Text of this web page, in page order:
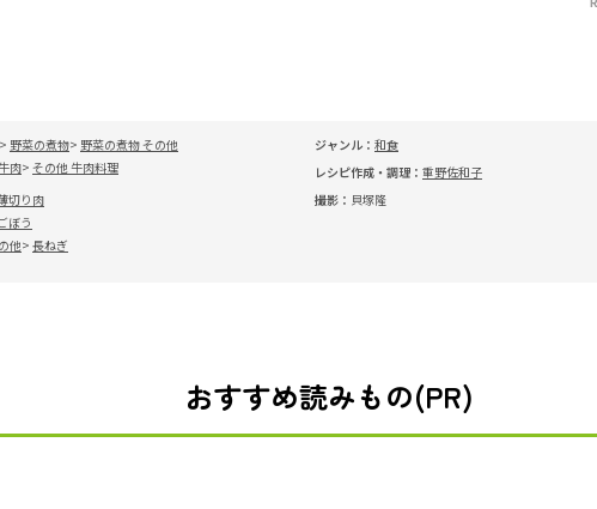
野菜の煮物
野菜の煮物 その他
肉 その他 牛肉料理
切り肉
ぼう
他 長ねぎ
ジャンル： 和食
レシピ作成・調理： 重野佐和子
撮影： 貝塚隆
おすすめ読みもの(PR)